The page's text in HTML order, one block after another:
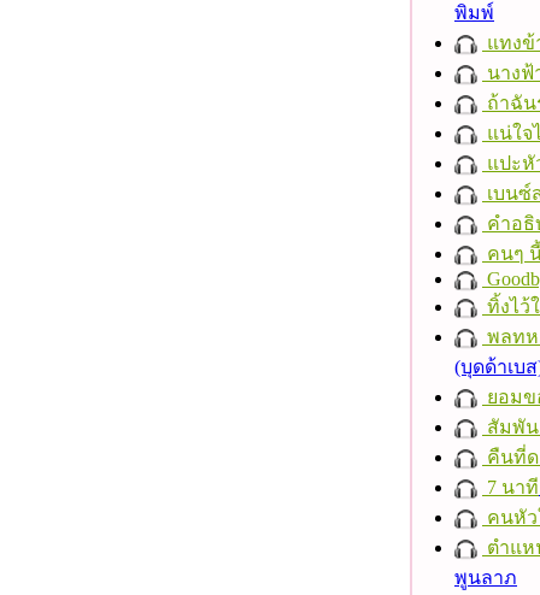
พิมพ์
แทงข้
นางฟ้
ถ้าฉัน
แน่ใจ
แปะหั
เบนซ์
คำอธิ
คนๆ
ทิ้งไว้
พลท
(บุดด้าเบ
ยอมข
สัมพั
คืนที่ด
7 นาที
คนหัว
ตำแห
พูนลาภ